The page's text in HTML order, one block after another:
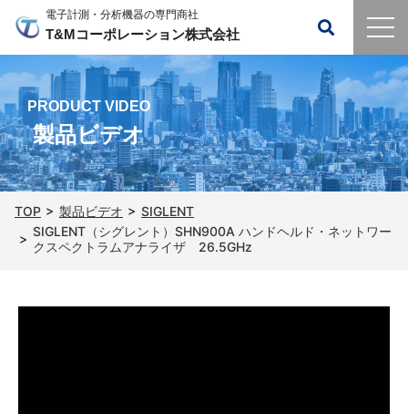
電子計測・分析機器の専門商社
T&Mコーポレーション株式会社
PRODUCT VIDEO
製品ビデオ
TOP 製品ビデオ
SIGLENT
SIGLENT（シグレント）SHN900A ハンドヘルド・ネットワー
クスペクトラムアナライザ 26.5GHz